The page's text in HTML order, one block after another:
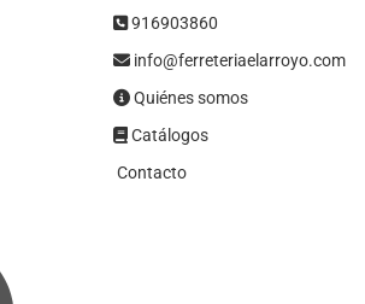
916903860
info@ferreteriaelarroyo.com
Quiénes somos
Catálogos
Contacto